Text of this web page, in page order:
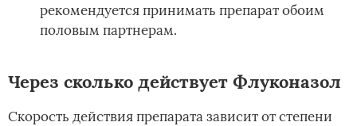
рекомендуется принимать препарат обоим
половым партнерам.
Через сколько действует Флуконазол
Скорость действия препарата зависит от степени